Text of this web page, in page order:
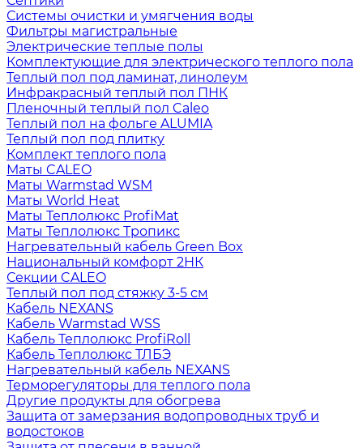
Системы очистки и умягчения воды
Фильтры магистральные
Электрические теплые полы
Комплектующие для электрического теплого пола
Теплый пол под ламинат, линолеум
Инфракрасный теплый пол ПНК
Пленочный теплый пол Caleo
Теплый пол на фольге ALUMIA
Теплый пол под плитку
Комплект теплого пола
Маты CALEO
Маты Warmstad WSM
Маты World Heat
Маты Теплолюкс ProfiMat
Маты Теплолюкс Тропикс
Нагревательный кабель Green Box
Национальный комфорт 2НК
Секции CALEO
Теплый пол под стяжку 3-5 см
Кабель NEXANS
Кабель Warmstad WSS
Кабель Теплолюкс ProfiRoll
Кабель Теплолюкс ТЛБЭ
Нагревательный кабель NEXANS
Терморегуляторы для теплого пола
Другие продукты для обогрева
Защита от замерзания водопроводных труб и
водостоков